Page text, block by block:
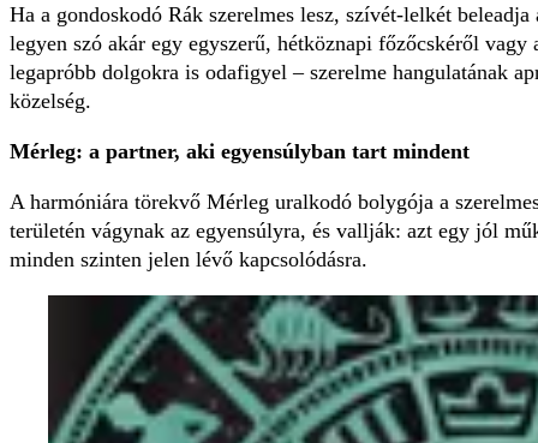
Ha a gondoskodó Rák szerelmes lesz, szívét-lelkét
legyen szó akár egy egyszerű, hétköznapi főzőcskéről
legapróbb dolgokra is odafigyel – szerelme hangulatának
közelség.
Mérleg: a partner, aki egyensúlyban tart mindent
A harmóniára törekvő Mérleg uralkodó bolygója a
területén vágynak az egyensúlyra, és vallják: azt egy jól
minden szinten jelen lévő kapcsolódásra.